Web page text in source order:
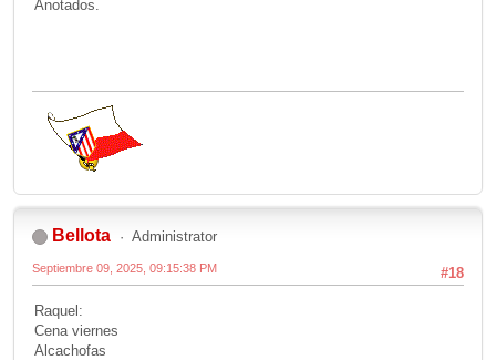
Anotados.
Bellota Administrator
#18
Septiembre 09, 2025, 09:15:38 PM
Raquel:
Cena viernes
Alcachofas